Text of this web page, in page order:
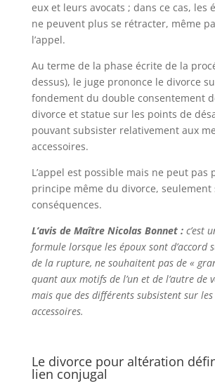
eux et leurs avocats ; dans ce cas, les
ne peuvent plus se rétracter, même
l’appel.
Au terme de la phase écrite de la
dessus), le juge prononce le divorce
fondement du double consentement
divorce et statue sur les points de
pouvant subsister relativement aux
accessoires.
L’appel est possible mais ne peut pas
principe même du divorce, seulement
conséquences.
L’avis de Maître Nicolas Bonnet : c’est
formule lorsque les époux sont d’accord
de la rupture, ne souhaitent pas de «
quant aux motifs de l’un et de l’autre de
mais que des différents subsistent sur les
accessoires.
Le divorce pour altération
lien conjugal